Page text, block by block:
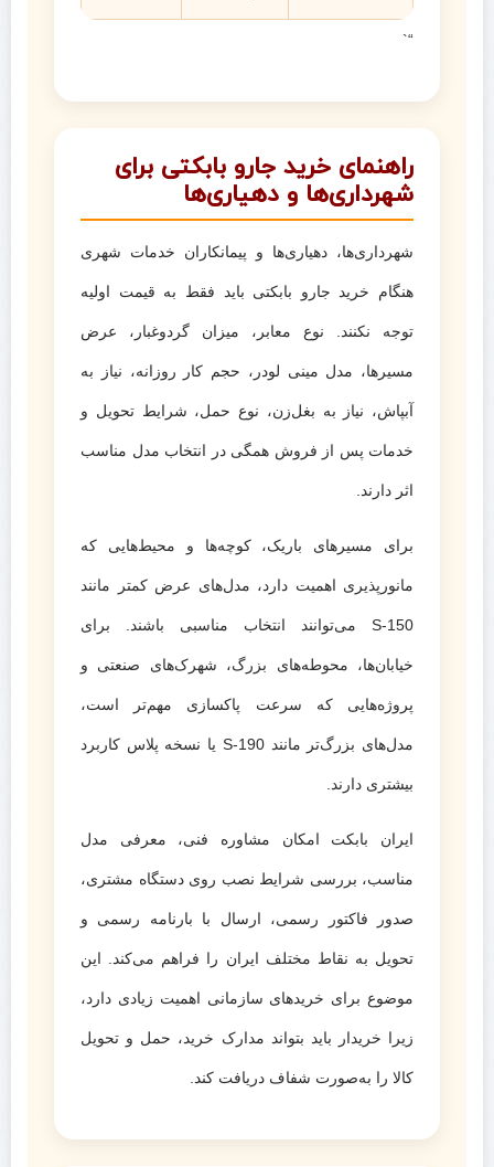
“`
راهنمای خرید جارو بابکتی برای
شهرداری‌ها و دهیاری‌ها
شهرداری‌ها، دهیاری‌ها و پیمانکاران خدمات شهری
هنگام خرید جارو بابکتی باید فقط به قیمت اولیه
توجه نکنند. نوع معابر، میزان گردوغبار، عرض
مسیرها، مدل مینی لودر، حجم کار روزانه، نیاز به
آبپاش، نیاز به بغل‌زن، نوع حمل، شرایط تحویل و
خدمات پس از فروش همگی در انتخاب مدل مناسب
اثر دارند.
برای مسیرهای باریک، کوچه‌ها و محیط‌هایی که
مانورپذیری اهمیت دارد، مدل‌های عرض کمتر مانند
S-150 می‌توانند انتخاب مناسبی باشند. برای
خیابان‌ها، محوطه‌های بزرگ، شهرک‌های صنعتی و
پروژه‌هایی که سرعت پاکسازی مهم‌تر است،
مدل‌های بزرگ‌تر مانند S-190 یا نسخه پلاس کاربرد
بیشتری دارند.
ایران بابکت امکان مشاوره فنی، معرفی مدل
مناسب، بررسی شرایط نصب روی دستگاه مشتری،
صدور فاکتور رسمی، ارسال با بارنامه رسمی و
تحویل به نقاط مختلف ایران را فراهم می‌کند. این
موضوع برای خریدهای سازمانی اهمیت زیادی دارد،
زیرا خریدار باید بتواند مدارک خرید، حمل و تحویل
کالا را به‌صورت شفاف دریافت کند.